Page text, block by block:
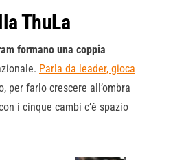
ThuLa
formano una coppia
Parla da leader, gioca
per farlo crescere all’ombra
i cinque cambi c’è spazio